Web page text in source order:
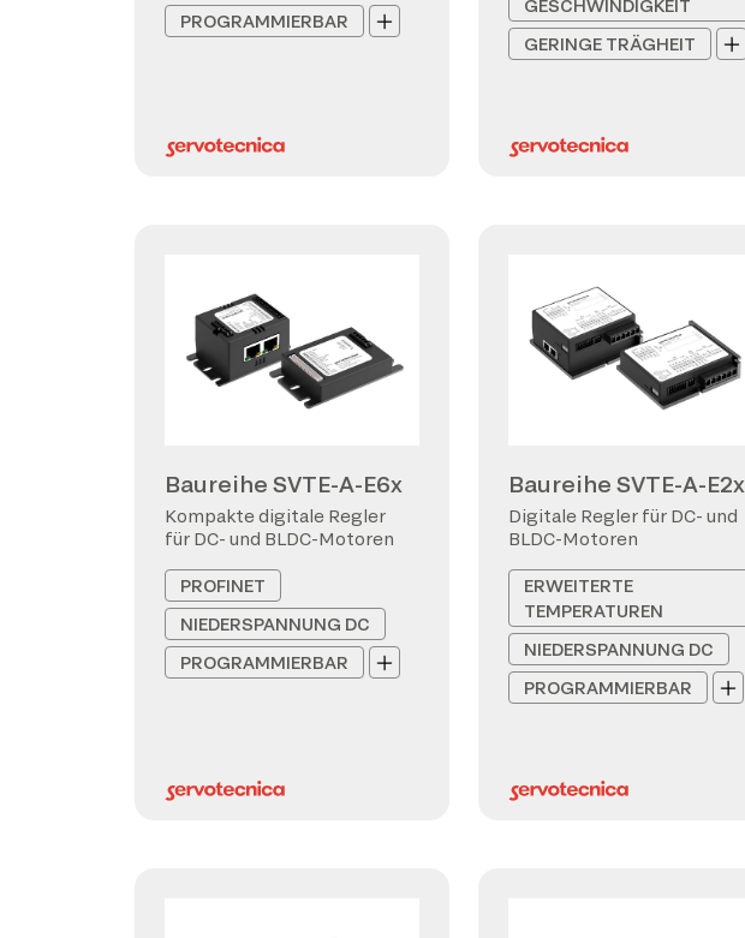
PROGRAMMIERBAR
GESCHWINDIGKEIT
GERINGE TRÄGHEIT
Baureihe SVTE-A-E6x
Kompakte digitale Regler
für DC- und BLDC-Motoren
PROFINET
NIEDERSPANNUNG DC
PROGRAMMIERBAR
Baureihe SVTE-A-E2x
Digitale Regler für DC- und
BLDC-Motoren
ERWEITERTE
TEMPERATUREN
NIEDERSPANNUNG DC
PROGRAMMIERBAR